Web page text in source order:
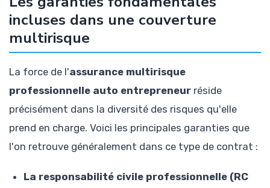
incluses dans une couverture
multirisque
La force de l'assurance multirisque
professionnelle auto entrepreneur réside
précisément dans la diversité des risques qu'elle
prend en charge. Voici les principales garanties que
l'on retrouve généralement dans ce type de contrat :
La responsabilité civile professionnelle (RC